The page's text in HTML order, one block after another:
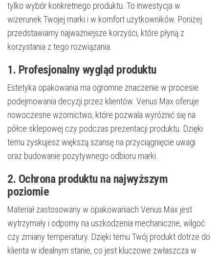
tylko wybór konkretnego produktu. To inwestycja w
wizerunek Twojej marki i w komfort użytkowników. Poniżej
przedstawiamy najważniejsze korzyści, które płyną z
korzystania z tego rozwiązania.
1. Profesjonalny wygląd produktu
Estetyka opakowania ma ogromne znaczenie w procesie
podejmowania decyzji przez klientów. Venus Max oferuje
nowoczesne wzornictwo, które pozwala wyróżnić się na
półce sklepowej czy podczas prezentacji produktu. Dzięki
temu zyskujesz większą szansę na przyciągnięcie uwagi
oraz budowanie pozytywnego odbioru marki.
2. Ochrona produktu na najwyższym
poziomie
Materiał zastosowany w opakowaniach Venus Max jest
wytrzymały i odporny na uszkodzenia mechaniczne, wilgoć
czy zmiany temperatury. Dzięki temu Twój produkt dotrze do
klienta w idealnym stanie, co jest kluczowe zwłaszcza w